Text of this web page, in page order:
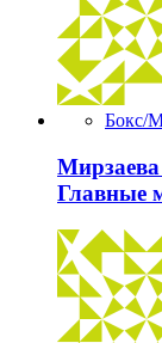
Бокс/
Мирзаева
Главные